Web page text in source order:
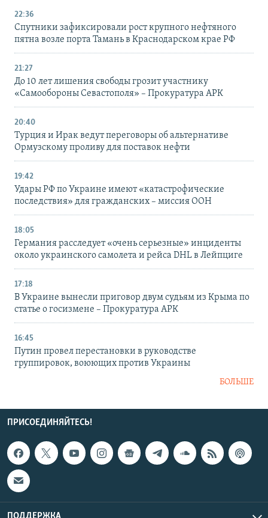
22:36
Спутники зафиксировали рост крупного нефтяного
пятна возле порта Тамань в Краснодарском крае РФ
21:27
До 10 лет лишения свободы грозит участнику
«Самообороны Севастополя» – Прокуратура АРК
20:40
Турция и Ирак ведут переговоры об альтернативе
Ормузскому проливу для поставок нефти
19:42
Удары РФ по Украине имеют «катастрофические
последствия» для гражданских – миссия ООН
18:05
Германия расследует «очень серьезные» инциденты
около украинского самолета и рейса DHL в Лейпциге
17:18
В Украине вынесли приговор двум судьям из Крыма по
статье о госизмене – Прокуратура АРК
16:45
Путин провел перестановки в руководстве
группировок, воюющих против Украины
БОЛЬШЕ
ПРИСОЕДИНЯЙТЕСЬ!